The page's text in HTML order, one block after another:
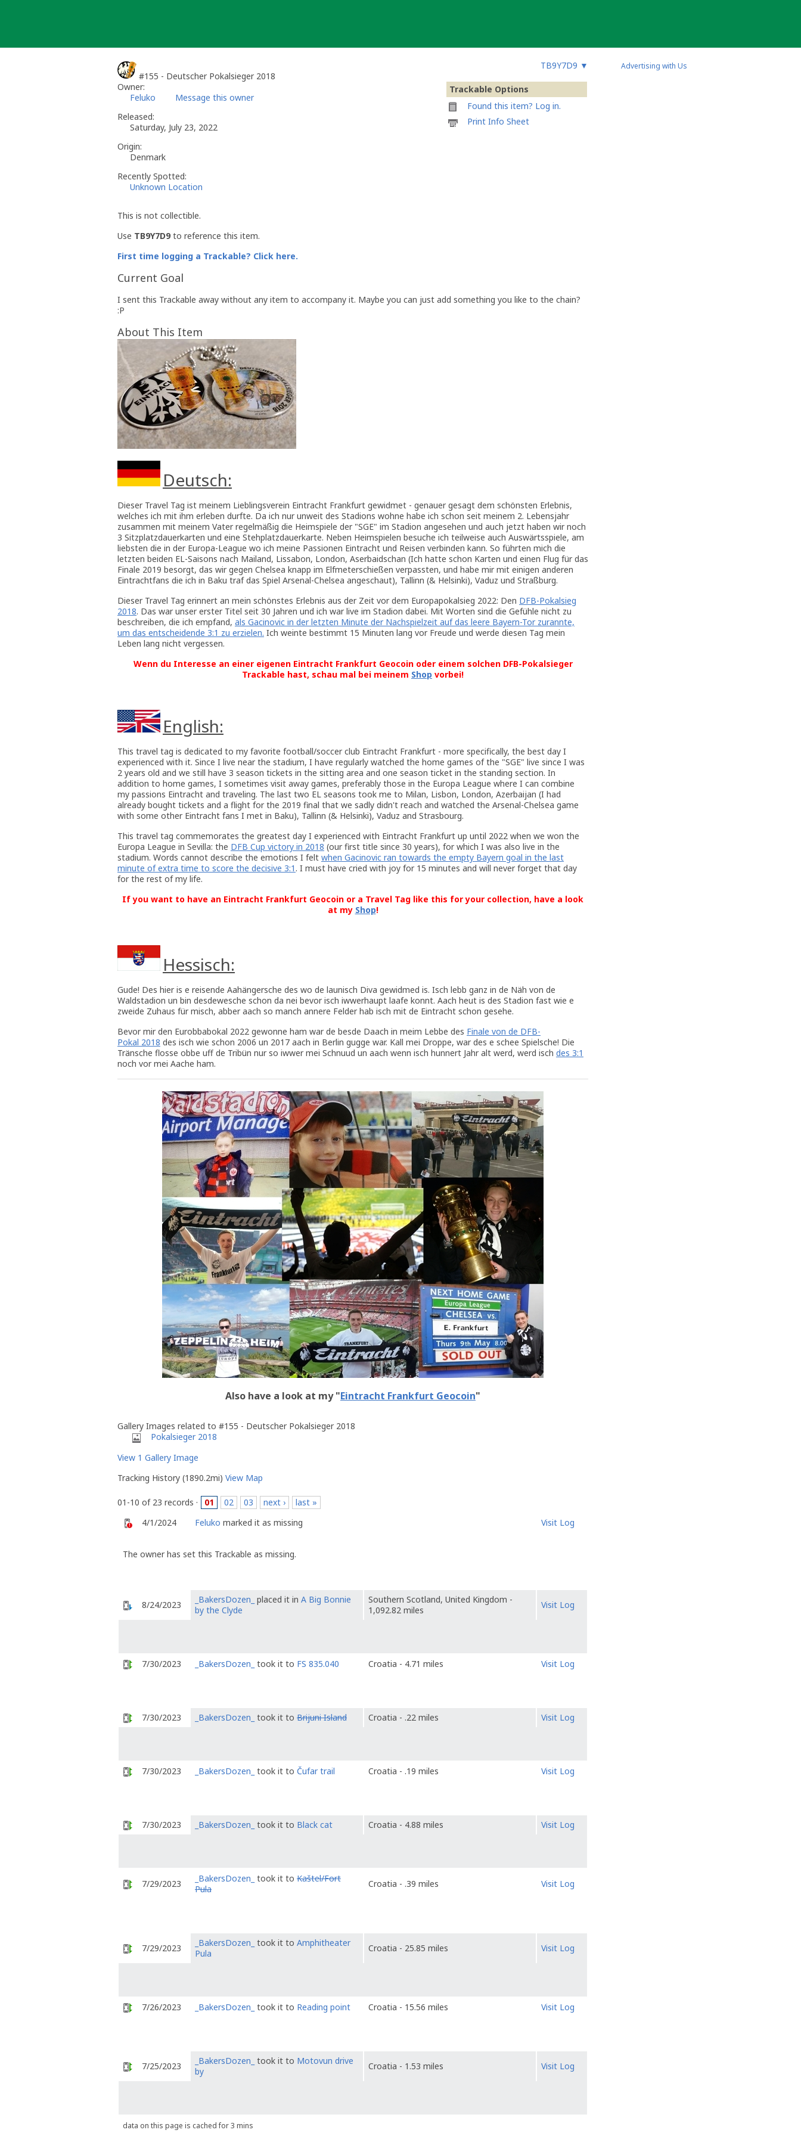
TB9Y7D9 ▼
#155 - Deutscher Pokalsieger 2018
Trackable Options
Found this item? Log in.
Printable
Print Info Sheet
Owner:
Feluko
Message this owner
Released:
Saturday, July 23, 2022
Origin:
Denmark
Recently Spotted:
Unknown Location
This is not collectible.
Use TB9Y7D9to reference this item.
First time logging a Trackable? Click here.
Current Goal
I sent this Trackable away without any item to accompany it. Maybe you can just add something you like to the chain?
:P
About This Item
Deutsch:
Dieser Travel Tag ist meinem Lieblingsverein Eintracht Frankfurt gewidmet - genauer gesagt dem schönsten Erlebnis,
welches ich mit ihm erleben durfte. Da ich nur unweit des Stadions wohne habe ich schon seit meinem 2. Lebensjahr
zusammen mit meinem Vater regelmäßig die Heimspiele der "SGE" im Stadion angesehen und auch jetzt haben wir noch
3 Sitzplatzdauerkarten und eine Stehplatzdauerkarte. Neben Heimspielen besuche ich teilweise auch Auswärtsspiele, am
liebsten die in der Europa-League wo ich meine Passionen Eintracht und Reisen verbinden kann. So führten mich die
letzten beiden EL-Saisons nach Mailand, Lissabon, London, Aserbaidschan (Ich hatte schon Karten und einen Flug für das
Finale 2019 besorgt, das wir gegen Chelsea knapp im Elfmeterschießen verpassten, und habe mir mit einigen anderen
Eintrachtfans die ich in Baku traf das Spiel Arsenal-Chelsea angeschaut), Tallinn (& Helsinki), Vaduz und Straßburg.
Dieser Travel Tag erinnert an mein schönstes Erlebnis aus der Zeit vor dem Europapokalsieg 2022: Den DFB-Pokalsieg
2018. Das war unser erster Titel seit 30 Jahren und ich war live im Stadion dabei. Mit Worten sind die Gefühle nicht zu
beschreiben, die ich empfand, als Gacinovic in der letzten Minute der Nachspielzeit auf das leere Bayern-Tor zurannte,
um das entscheidende 3:1 zu erzielen. Ich weinte bestimmt 15 Minuten lang vor Freude und werde diesen Tag mein
Leben lang nicht vergessen.
Wenn du Interesse an einer eigenen Eintracht Frankfurt Geocoin oder einem solchen DFB-Pokalsieger
Trackable hast, schau mal bei meinem Shop vorbei!
English:
This travel tag is dedicated to my favorite football/soccer club Eintracht Frankfurt - more specifically, the best day I
experienced with it. Since I live near the stadium, I have regularly watched the home games of the "SGE" live since I was
2 years old and we still have 3 season tickets in the sitting area and one season ticket in the standing section. In
addition to home games, I sometimes visit away games, preferably those in the Europa League where I can combine
my passions Eintracht and traveling. The last two EL seasons took me to Milan, Lisbon, London, Azerbaijan (I had
already bought tickets and a flight for the 2019 final that we sadly didn't reach and watched the Arsenal-Chelsea game
with some other Eintracht fans I met in Baku), Tallinn (& Helsinki), Vaduz and Strasbourg.
This travel tag commemorates the greatest day I experienced with Eintracht Frankfurt up until 2022 when we won the
Europa League in Sevilla: the DFB Cup victory in 2018 (our first title since 30 years), for which I was also live in the
stadium. Words cannot describe the emotions I felt when Gacinovic ran towards the empty Bayern goal in the last
minute of extra time to score the decisive 3:1. I must have cried with joy for 15 minutes and will never forget that day
for the rest of my life.
If you want to have an Eintracht Frankfurt Geocoin or a Travel Tag like this for your collection, have a look
at my Shop!
Hessisch:
Gude! Des hier is e reisende Aahängersche des wo de launisch Diva gewidmed is. Isch lebb ganz in de Näh von de
Waldstadion un bin desdewesche schon da nei bevor isch iwwerhaupt laafe konnt. Aach heut is des Stadion fast wie e
zweide Zuhaus für misch, abber aach so manch annere Felder hab isch mit de Eintracht schon gesehe.
Bevor mir den Eurobbabokal 2022 gewonne ham war de besde Daach in meim Lebbe des Finale von de DFB-
Pokal 2018 des isch wie schon 2006 un 2017 aach in Berlin gugge war. Kall mei Droppe, war des e schee Spielsche! Die
Tränsche flosse obbe uff de Tribün nur so iwwer mei Schnuud un aach wenn isch hunnert Jahr alt werd, werd isch des 3:1
noch vor mei Aache ham.
Also have a look at my "Eintracht Frankfurt Geocoin"
Gallery Images related to #155 - Deutscher Pokalsieger 2018
Pokalsieger 2018
View 1 Gallery Image
Tracking History (1890.2mi) View Map
01-10 of 23 records · 01 02 03 next ›
last »
4/1/2024
Feluko marked it as missing Visit Log
The owner has set this Trackable as missing.
8/24/2023 _BakersDozen_ placed it in A Big Bonnie
by the Clyde
Southern Scotland, United Kingdom -
1,092.82 miles
Visit Log
7/30/2023 _BakersDozen_ took it to FS 835.040 Croatia - 4.71 miles Visit Log
7/30/2023 _BakersDozen_ took it to Brijuni Island Croatia - .22 miles Visit Log
7/30/2023 _BakersDozen_ took it to Čufar trail Croatia - .19 miles Visit Log
7/30/2023 _BakersDozen_ took it to Black cat Croatia - 4.88 miles Visit Log
7/29/2023 _BakersDozen_ took it to Kaštel/Fort
Pula
Croatia - .39 miles Visit Log
7/29/2023 _BakersDozen_ took it to Amphitheater
Pula
Croatia - 25.85 miles Visit Log
7/26/2023 _BakersDozen_ took it to Reading point Croatia - 15.56 miles Visit Log
7/25/2023 _BakersDozen_ took it to Motovun drive
by
Croatia - 1.53 miles Visit Log
data on this page is cached for 3 mins
Advertising with Us